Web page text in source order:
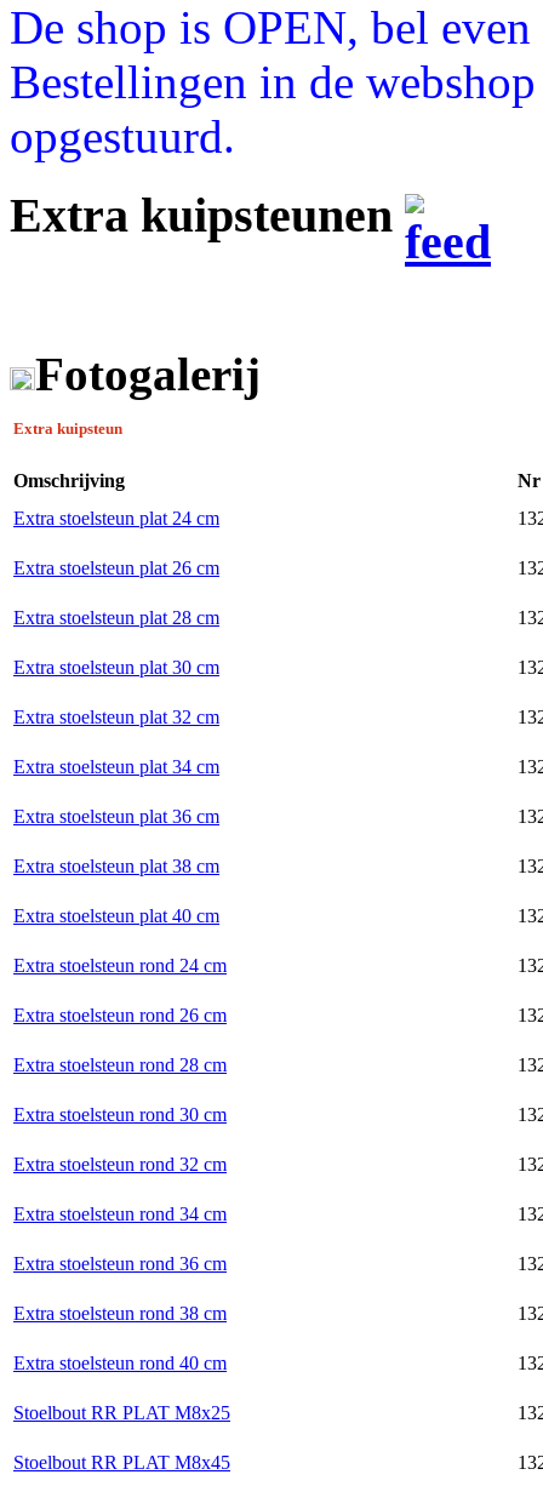
De shop is OPEN, bel
Bestellingen in de
opgestuurd.
Extra kuipsteunen
Fotogalerij
Extra kuipsteun
Omschrijving
Nr
Extra stoelsteun plat 24 cm
Extra stoelsteun plat 26 cm
Extra stoelsteun plat 28 cm
Extra stoelsteun plat 30 cm
Extra stoelsteun plat 32 cm
Extra stoelsteun plat 34 cm
Extra stoelsteun plat 36 cm
Extra stoelsteun plat 38 cm
Extra stoelsteun plat 40 cm
Extra stoelsteun rond 24 cm
Extra stoelsteun rond 26 cm
Extra stoelsteun rond 28 cm
Extra stoelsteun rond 30 cm
Extra stoelsteun rond 32 cm
Extra stoelsteun rond 34 cm
Extra stoelsteun rond 36 cm
Extra stoelsteun rond 38 cm
Extra stoelsteun rond 40 cm
Stoelbout RR PLAT M8x25
Stoelbout RR PLAT M8x45